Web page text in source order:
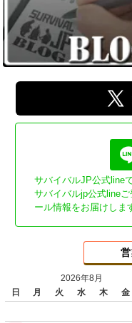
サバイバルJP公式lineで
サバイバルjp公式line
ール情報をお届けしま
2026年8月
日
月 火 水 木 金